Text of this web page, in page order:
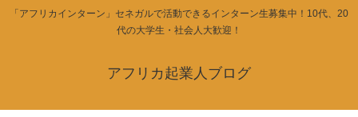
「アフリカインターン」セネガルで活動できるインターン生募集中！10代、20
代の大学生・社会人大歓迎！
アフリカ起業人ブログ